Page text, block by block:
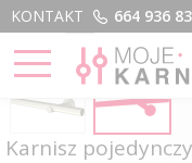
Menu
KONTAKT
664 936
Karnisz